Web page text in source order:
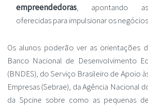
empreendedoras, apontando as
oferecidas para impulsionar os
Os alunos poderão ver as orientações
Banco Nacional de Desenvolvimento
(BNDES), do Serviço Brasileiro de Apoio
Empresas (Sebrae), da Agência Nacional
da Spcine sobre como as pequenas